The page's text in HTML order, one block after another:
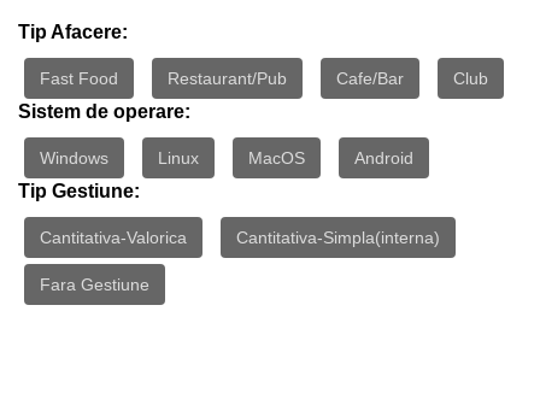
Tip Afacere:
Fast Food Restaurant/Pub Cafe/Bar Club
Sistem de operare:
Windows Linux MacOS Android
Tip Gestiune:
Cantitativa-Valorica Cantitativa-Simpla(interna)
Fara Gestiune